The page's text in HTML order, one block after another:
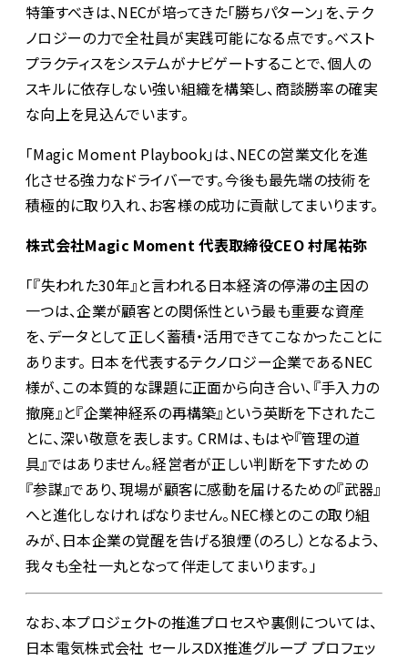
特筆すべきは、NECが培ってきた「勝ちパターン」を、テク
ノロジーの力で全社員が実践可能になる点です。ベスト
プラクティスをシステムがナビゲートすることで、個人の
スキルに依存しない強い組織を構築し、商談勝率の確実
な向上を見込んでいます。
「Magic Moment Playbook」は、NECの営業文化を進
化させる強力なドライバーです。今後も最先端の技術を
積極的に取り入れ、お客様の成功に貢献してまいります。
株式会社Magic Moment 代表取締役CEO 村尾祐弥
「『失われた30年』と言われる日本経済の停滞の主因の
一つは、企業が顧客との関係性という最も重要な資産
を、データとして正しく蓄積・活用できてこなかったことに
あります。 日本を代表するテクノロジー企業であるNEC
様が、この本質的な課題に正面から向き合い、『手入力の
撤廃』と『企業神経系の再構築』という英断を下されたこ
とに、深い敬意を表します。 CRMは、もはや『管理の道
具』ではありません。経営者が正しい判断を下すための
『参謀』であり、現場が顧客に感動を届けるための『武器』
へと進化しなければなりません。NEC様とのこの取り組
みが、日本企業の覚醒を告げる狼煙（のろし）となるよう、
我々も全社一丸となって伴走してまいります。」
なお、本プロジェクトの推進プロセスや裏側については、
日本電気株式会社 セールスDX推進グループ プロフェッ